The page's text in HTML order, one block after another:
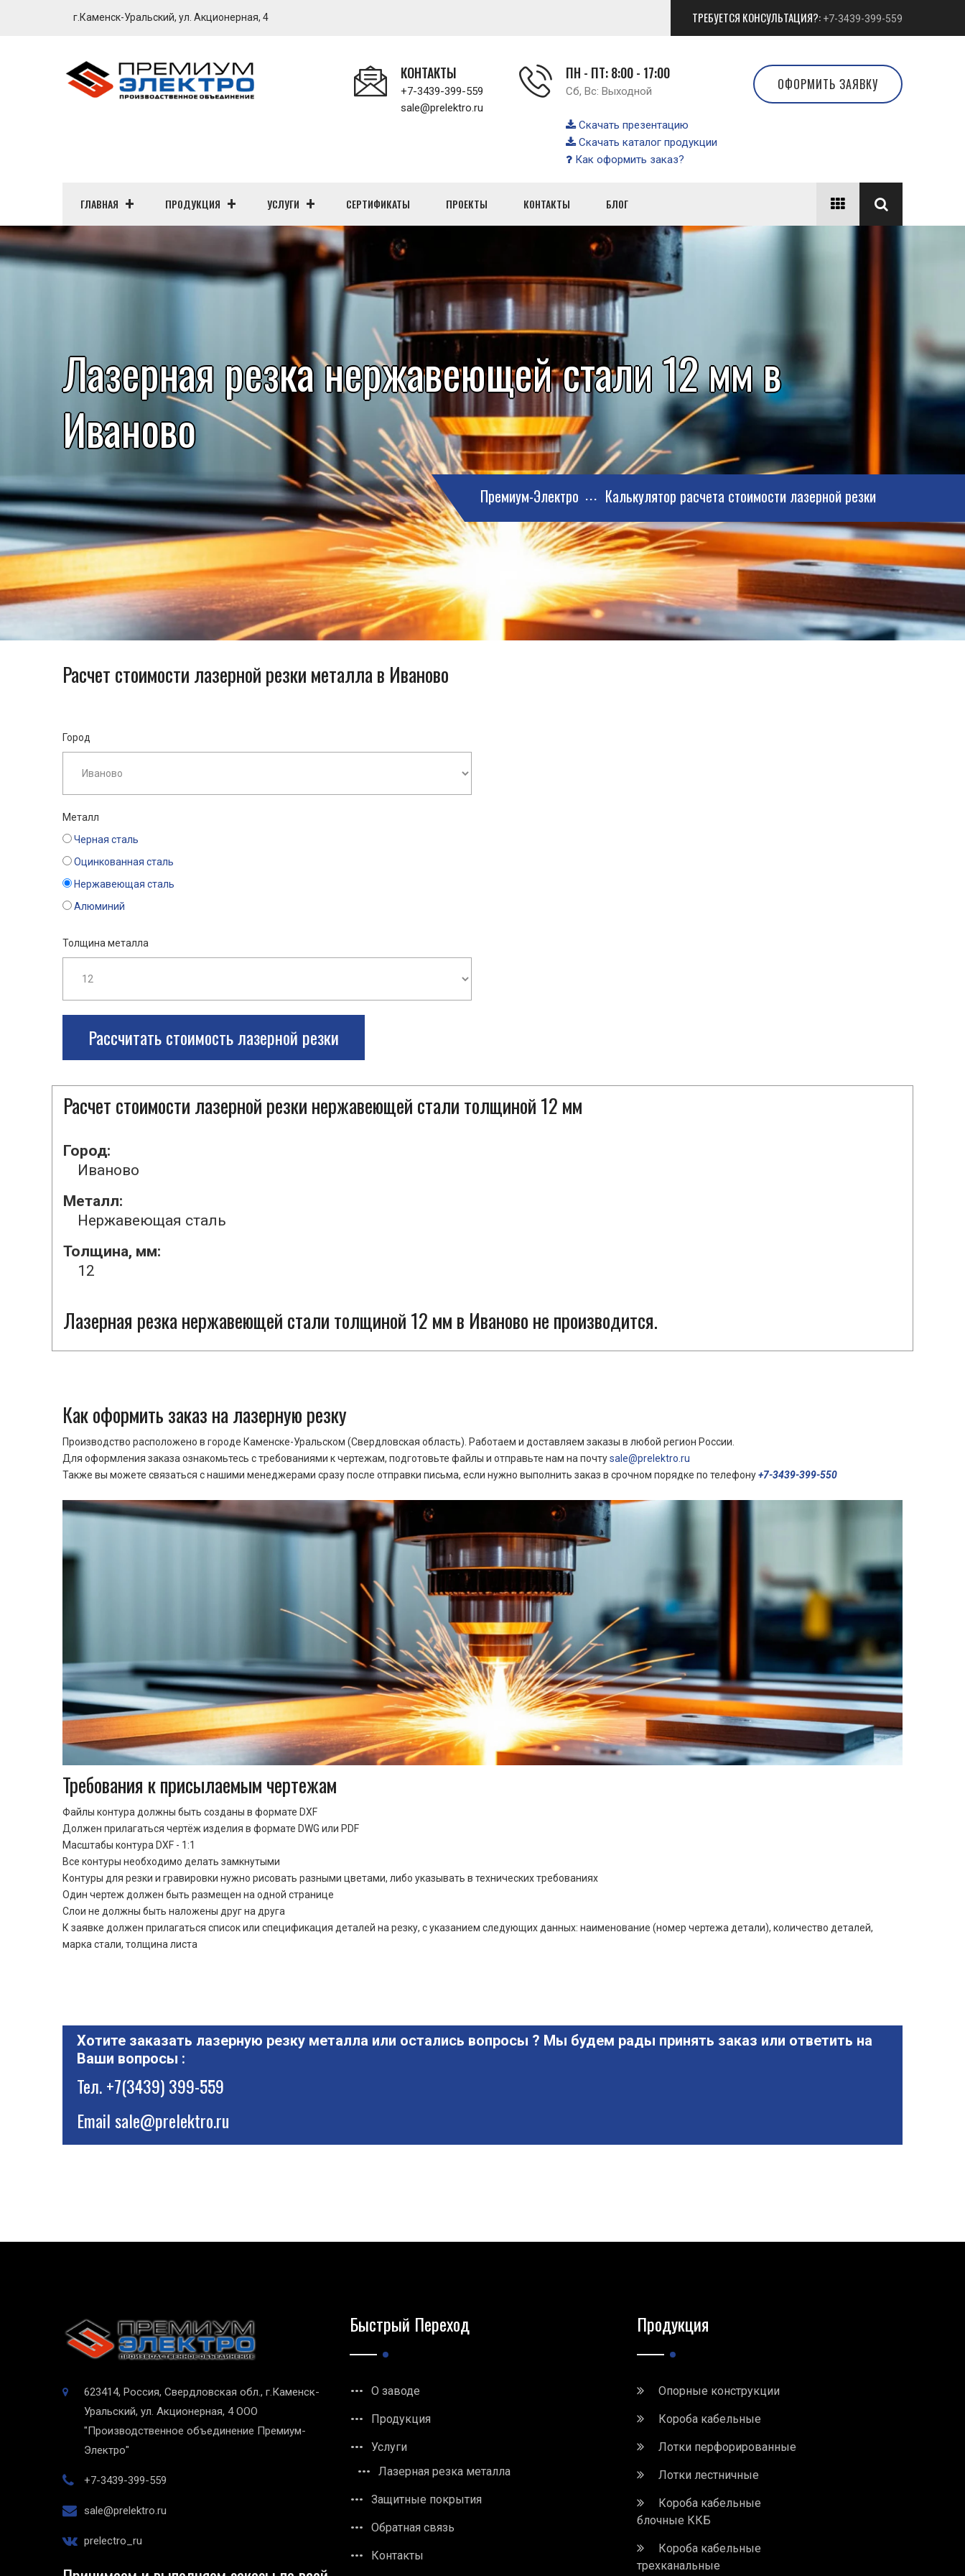
г.Каменск-Уральский, ул. Акционерная, 4 ТРЕБУЕТСЯ КОНСУЛЬТАЦИЯ?: +7-3439-399-559
КОНТАКТЫ
+7-3439-399-559
sale@prelektro.ru
ПН - ПТ: 8:00 - 17:00
Сб, Вс: Выходной
Скачать презентацию
Скачать каталог продукции
Как оформить заказ?
ОФОРМИТЬ ЗАЯВКУ
ГЛАВНАЯ ПРОДУКЦИЯ УСЛУГИ СЕРТИФИКАТЫ ПРОЕКТЫ КОНТАКТЫ БЛОГ
Лазерная резка нержавеющей стали 12 мм в
Иваново
Премиум-Электро Калькулятор расчета стоимости лазерной резки
Расчет стоимости лазерной резки металла в Иваново
Город
Металл
Черная сталь
Оцинкованная сталь
Нержавеющая сталь
Алюминий
Толщина металла
Рассчитать стоимость лазерной резки
Расчет стоимости лазерной резки нержавеющей стали толщиной 12 мм
Город:
Иваново
Металл:
Нержавеющая сталь
Толщина, мм:
12
Лазерная резка нержавеющей стали толщиной 12 мм в Иваново не производится.
Как оформить заказ на лазерную резку
Производство расположено в городе Каменске-Уральском (Свердловская область). Работаем и доставляем заказы в любой регион России.
Для оформления заказа ознакомьтесь с требованиями к чертежам, подготовьте файлы и отправьте нам на почтуsale@prelektro.ru
Также вы можете связаться с нашими менеджерами сразу после отправки письма, если нужно выполнить заказ в срочном порядке по телефону+7-3439-399-550
Требования к присылаемым чертежам
Файлы контура должны быть созданы в формате DXF
Должен прилагаться чертёж изделия в формате DWG или PDF
Масштабы контура DXF - 1:1
Все контуры необходимо делать замкнутыми
Контуры для резки и гравировки нужно рисовать разными цветами, либо указывать в технических требованиях
Один чертеж должен быть размещен на одной странице
Cлои не должны быть наложены друг на друга
К заявке должен прилагаться список или спецификация деталей на резку, с указанием следующих данных: наименование (номер чертежа детали), количество деталей,
марка стали, толщина листа
Хотите заказать лазерную резку металла или остались вопросы ? Мы будем рады принять заказ или ответить на
Ваши вопросы :
Тел.+7(3439) 399-559
Emailsale@prelektro.ru
623414, Россия, Свердловская обл., г.Каменск-
Уральский, ул. Акционерная, 4 ООО
"Производственное объединение Премиум-
Электро"
+7-3439-399-559
sale@prelektro.ru
prelectro_ru
Быстрый Переход
О заводе
Продукция
Услуги
Лазерная резка металла
Защитные покрытия
Обратная связь
Контакты
Продукция
Опорные конструкции
Короба кабельные
Лотки перфорированные
Лотки лестничные
Короба кабельные
блочные ККБ
Короба кабельные
трехканальные